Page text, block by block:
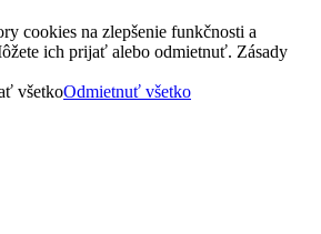
cookies na zlepšenie funkčnosti a
ich prijať alebo odmietnuť. Zásady
všetkoOdmietnuť všetko